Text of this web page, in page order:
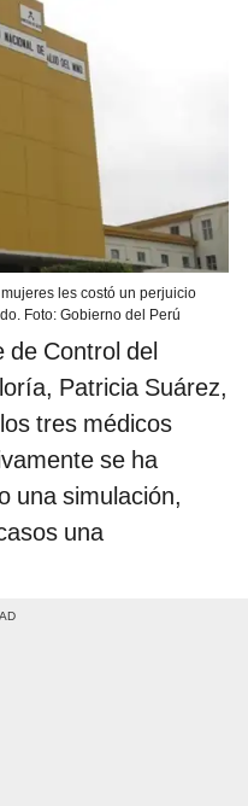
les costó un perjuicio
Foto: Gobierno del Perú
de Control del
Patricia Suárez,
tres médicos
se ha
una simulación,
una